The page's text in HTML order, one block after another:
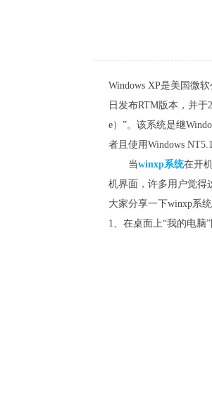
Windows XP是美国微
日发布RTM版本，并于
e）”。该系统是继
者且使用Windows
当winxp系统在开
机界面，许多用户觉得
大家分享一下winxp系
1、在桌面上“我的电脑